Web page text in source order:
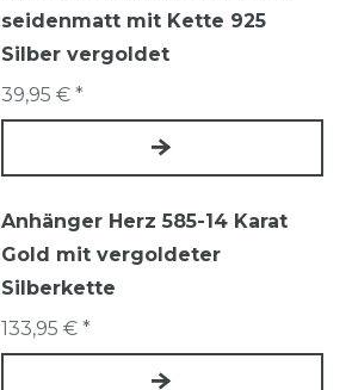
seidenmatt mit Kette 925
Silber vergoldet
39,95 € *
Anhänger Herz 585-14 Karat
Gold mit vergoldeter
Silberkette
133,95 € *